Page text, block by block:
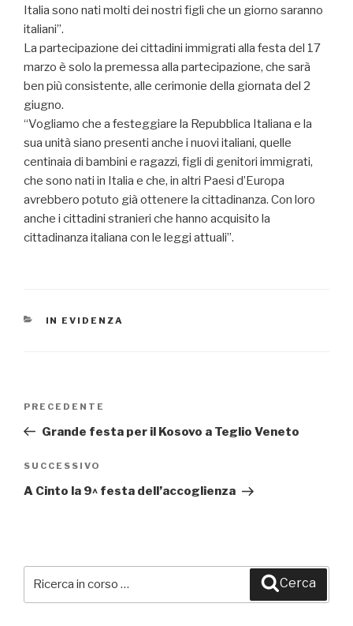
Italia sono nati molti dei nostri figli che un giorno saranno
italiani”.
La partecipazione dei cittadini immigrati alla festa del 17
marzo è solo la premessa alla partecipazione, che sarà
ben più consistente, alle cerimonie della giornata del 2
giugno.
“Vogliamo che a festeggiare la Repubblica Italiana e la
sua unità siano presenti anche i nuovi italiani, quelle
centinaia di bambini e ragazzi, figli di genitori immigrati,
che sono nati in Italia e che, in altri Paesi d’Europa
avrebbero potuto già ottenere la cittadinanza. Con loro
anche i cittadini stranieri che hanno acquisito la
cittadinanza italiana con le leggi attuali”.
CATEGORIE
IN EVIDENZA
Articolo
precedente:
PRECEDENTE
Grande festa per il Kosovo a Teglio Veneto
Articolo
successivo
SUCCESSIVO
A Cinto la 9^ festa dell’accoglienza
Cerca